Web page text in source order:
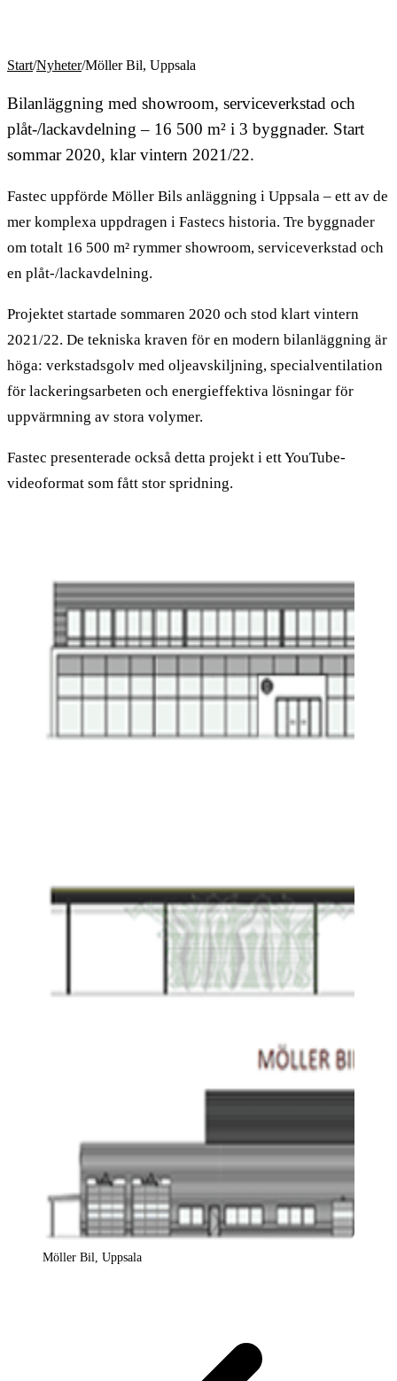
Start/Nyheter/Möller Bil, Uppsala
Bilanläggning med showroom, serviceverkstad och
plåt-/lackavdelning – 16 500 m² i 3 byggnader. Start
sommar 2020, klar vintern 2021/22.
Fastec uppförde Möller Bils anläggning i Uppsala – ett av de
mer komplexa uppdragen i Fastecs historia. Tre byggnader
om totalt 16 500 m² rymmer showroom, serviceverkstad och
en plåt-/lackavdelning.
Projektet startade sommaren 2020 och stod klart vintern
2021/22. De tekniska kraven för en modern bilanläggning är
höga: verkstadsgolv med oljeavskiljning, specialventilation
för lackeringsarbeten och energieffektiva lösningar för
uppvärmning av stora volymer.
Fastec presenterade också detta projekt i ett YouTube-
videoformat som fått stor spridning.
Möller Bil, Uppsala